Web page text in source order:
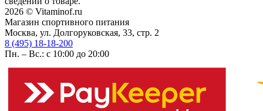
2026 © Vitaminof.ru
Магазин спортивного питания
Москва, ул. Долгоруковская, 33, стр. 2
8 (495) 18-18-200
Пн. – Вс.: с 10:00 до 20:00